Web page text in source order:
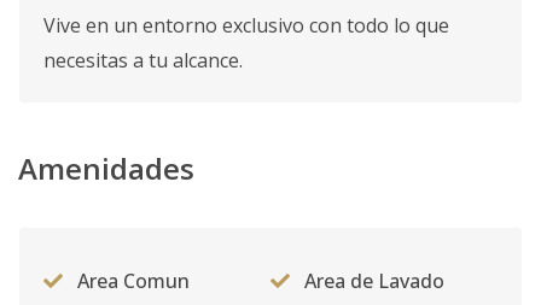
Vive en un entorno exclusivo con todo lo que
necesitas a tu alcance.
Amenidades
Area Comun Area de Lavado